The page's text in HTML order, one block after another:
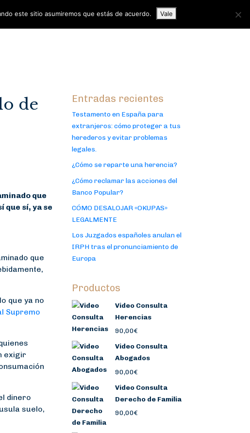
de
que
que sí, ya se
que
que ya no
Supremo
exigir
dinero
suelo,
Entradas recientes
Testamento en España para
extranjeros: cómo proteger a tus
herederos y evitar problemas
legales.
¿Cómo se reparte una herencia?
¿Cómo reclamar las acciones del
Banco Popular?
CÓMO DESALOJAR «OKUPAS»
LEGALMENTE
Los Juzgados españoles anulan el
IRPH tras el pronunciamiento de
Europa
Productos
Video Consulta
Herencias
90,00€
Video Consulta
Abogados
90,00€
Video Consulta
Derecho de Familia
90,00€
este sitio asumiremos que estás de acuerdo. Vale